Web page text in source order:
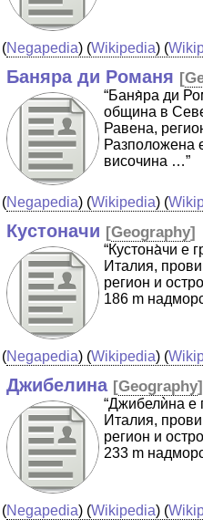
(Negapedia) (Wikipedia) (
Баняра ди Романя [
“Баня̀ра ди
община в
Равена,
Разположена
височина …”
(Negapedia) (Wikipedia) (
Кустоначи [Geography]
“Кустона̀чи е
Италия,
регион и
186 m
(Negapedia) (Wikipedia) (
Джибелина [Geography]
“Джибелѝна е
Италия,
регион и
233 m
(Negapedia) (Wikipedia) (